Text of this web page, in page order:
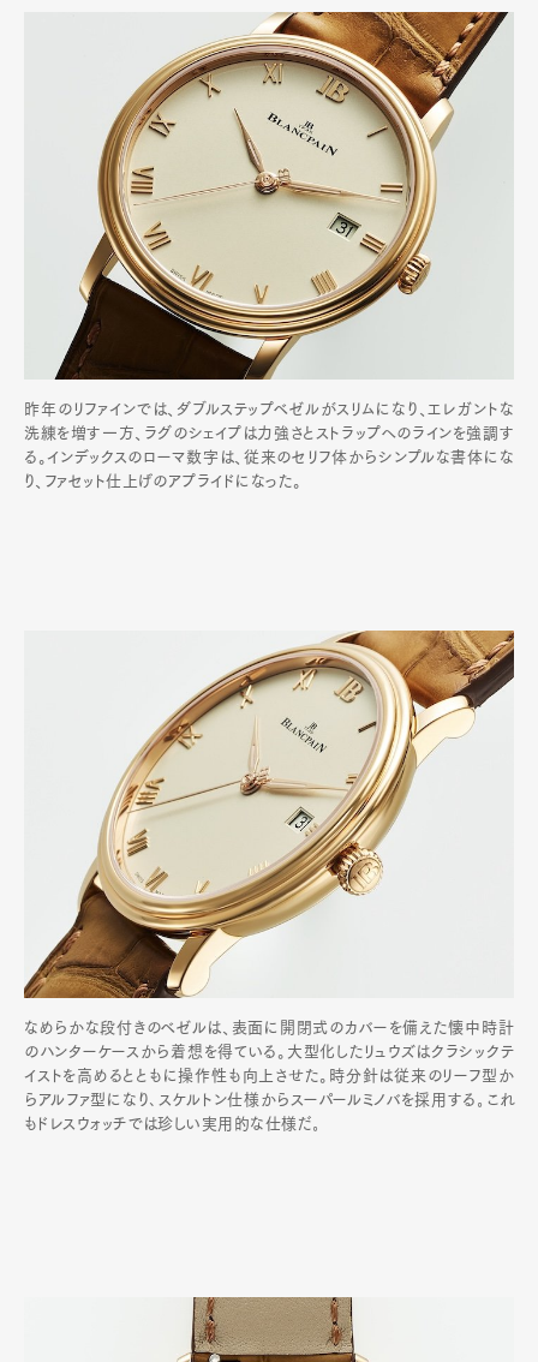
昨年のリファインでは、ダブルステップベゼルがスリムになり、エレガントな
洗練を増す一方、ラグのシェイプは力強さとストラップへのラインを強調す
る。インデックスのローマ数字は、従来のセリフ体からシンプルな書体にな
り、ファセット仕上げのアプライドになった。
なめらかな段付きのベゼルは、表面に開閉式のカバーを備えた懐中時計
のハンターケースから着想を得ている。大型化したリュウズはクラシックテ
イストを高めるとともに操作性も向上させた。時分針は従来のリーフ型か
らアルファ型になり､スケルトン仕様からスーパールミノバを採用する｡これ
もドレスウォッチでは珍しい実用的な仕様だ｡